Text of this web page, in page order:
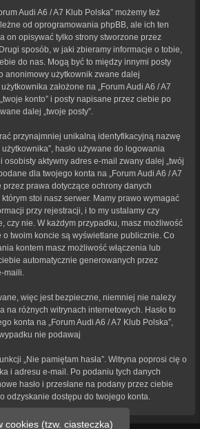
cookies (tzw. ciasteczka)
Audi A6 / A7 Klub Polska” możemy też
od oprogramowania phpBB, ale ich ten
on opisywać tylko strony stworzone przez
sposób, w jaki zbieramy informacje o tobie,
do nas. Mogą być to między innymi posty
anonimowy użytkownik zwane dalej
założone na „Forum Audi A6 / A7
konto” i posty napisane przez ciebie po
dalej „twoje posty”.
przynajmniej unikalną identyfikacyjną nazwę
hasło używane do logowania
osobisty aktywny adres e-mail zwany dalej „twój
dla twojego konta na „Forum Audi A6 / A7
przez prawa dotyczące ochrony danych
stoi nasz serwer. Mamy prawo wymagać
przy rejestracji, i to my ustalamy czy
czy nie. W każdym przypadku, masz możliwość
twoim koncie są wyświetlane publicznie. Co
kontem masz możliwość włączenia lub
automatycznie generowanych przez
maili.
więc jest bezpieczne, niemniej nie należy
na różnych witrynach internetowych. Hasło to
konta na „Forum Audi A6 / A7 Klub Polska”,
nie podawaj
„Nie pamiętam hasła”. Witryna poprosi cię o
i adresu e-mail. Po podaniu tych danych
hasło i przesłane na podany przez ciebie
odzyskanie dostępu do twojego konta.